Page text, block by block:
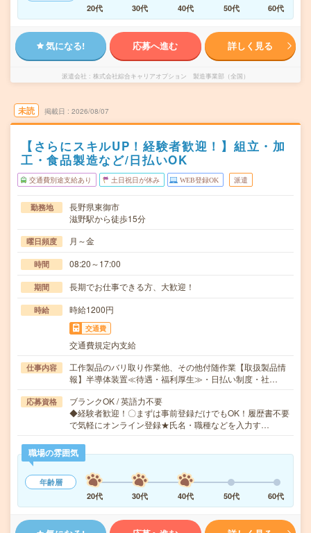
20代
30代 40代 50代 60代
気になる! 応募へ進む 詳しく見る
派遣会社 株式会社綜合キャリアオプション 製造事業部（全国）
未読 掲載日 2026/08/07
【さらにスキルUP！経験者歓迎！】組立・加
工・食品製造など/日払いOK
交通費別途支給あり 土日祝日が休み WEB登録OK 派遣
勤務地
長野県東御市
滋野駅から徒歩15分
曜日頻度 月～金
時間 08:20～17:00
期間 長期でお仕事できる方、大歓迎！
時給 時給1200円
交通費
交通費規定内支給
仕事内容
工作製品のバリ取り作業他、その他付随作業【取扱製品情
報】半導体装置≪待遇・福利厚生≫・日払い制度・社…
応募資格
ブランクOK / 英語力不要
◆経験者歓迎！〇まずは事前登録だけでもOK！履歴書不要
で気軽にオンライン登録★氏名・職種などを入力す…
職場の雰囲気
年齢層
20代
30代 40代 50代 60代